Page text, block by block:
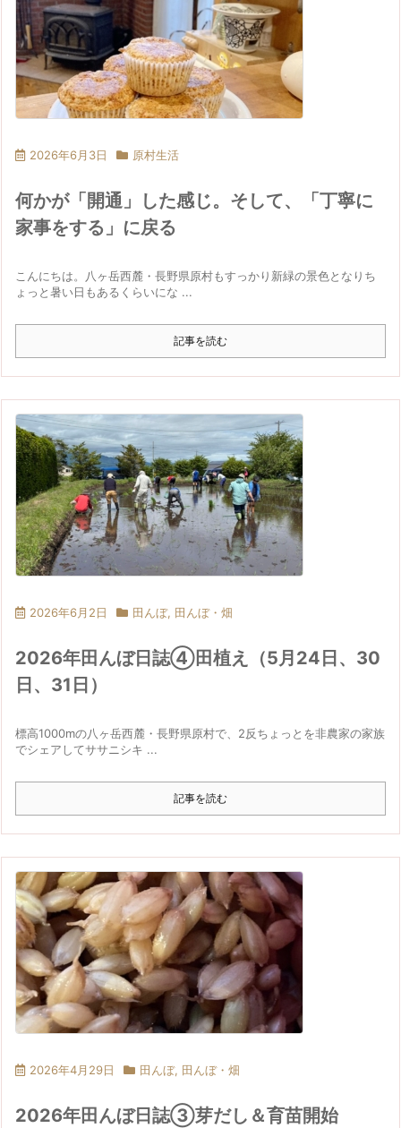
2026年6月3日 原村生活
何かが「開通」した感じ。そして、「丁寧に
家事をする」に戻る
こんにちは。八ヶ岳西麓・長野県原村もすっかり新緑の景色となりち
ょっと暑い日もあるくらいにな ...
記事を読む
2026年6月2日 田んぼ, 田んぼ・畑
2026年田んぼ日誌④田植え（5月24日、30
日、31日）
標高1000mの八ヶ岳西麓・長野県原村で、2反ちょっとを非農家の家族
でシェアしてササニシキ ...
記事を読む
2026年4月29日 田んぼ, 田んぼ・畑
2026年田んぼ日誌③芽だし＆育苗開始